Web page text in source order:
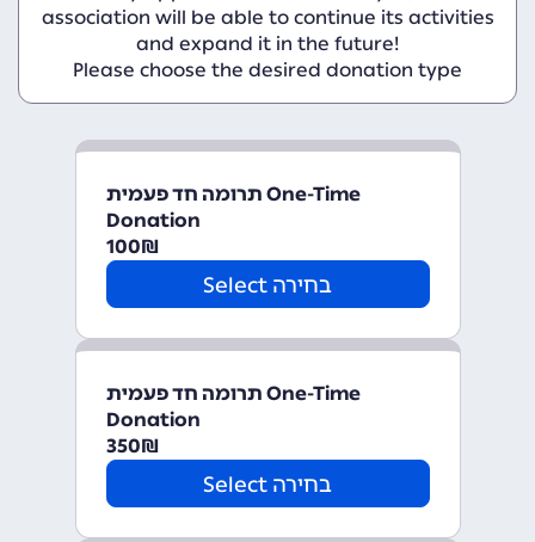
association will be able to continue its activities
and expand it in the future!
Please choose the desired donation type
תרומה חד פעמית One-Time
Donation
100₪
Select בחירה
תרומה חד פעמית One-Time
Donation
350₪
Select בחירה